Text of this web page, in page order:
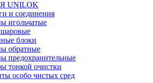
UNILOK
и соединения
игольчатые
блоки
обратные
предохранительные
тонкой очистки
особо чистых сред